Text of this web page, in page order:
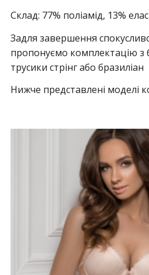
Склад: 77% поліамід, 13%
Задля завершення
пропонуємо комплектацію з
трусики стрінг або бразиліан
Нижче представлені моделі